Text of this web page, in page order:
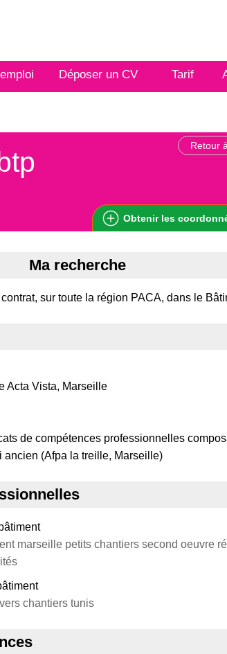
Déposer un CV Tarif
Retour
Obtenir les
Ma recherche
sur toute la région PACA, dans le
Acta Vista, Marseille
de compétences professionnelles
ancien (Afpa la treille, Marseille)
marseille petits chantiers second oeuvre
chantiers tunis